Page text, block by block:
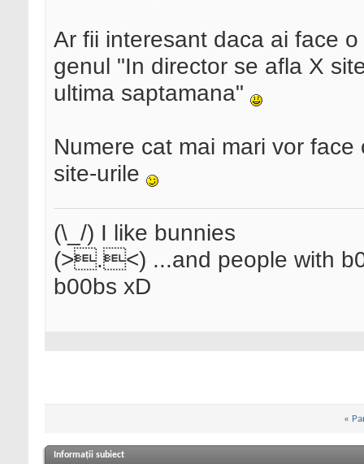
Ar fii interesant daca ai face
genul "In director se afla X
ultima saptamana"
Numere cat mai mari vor
site-urile
(\_/) I like bunnies
(>.<) ...and people with
b00bs xD
«
Informații subiect